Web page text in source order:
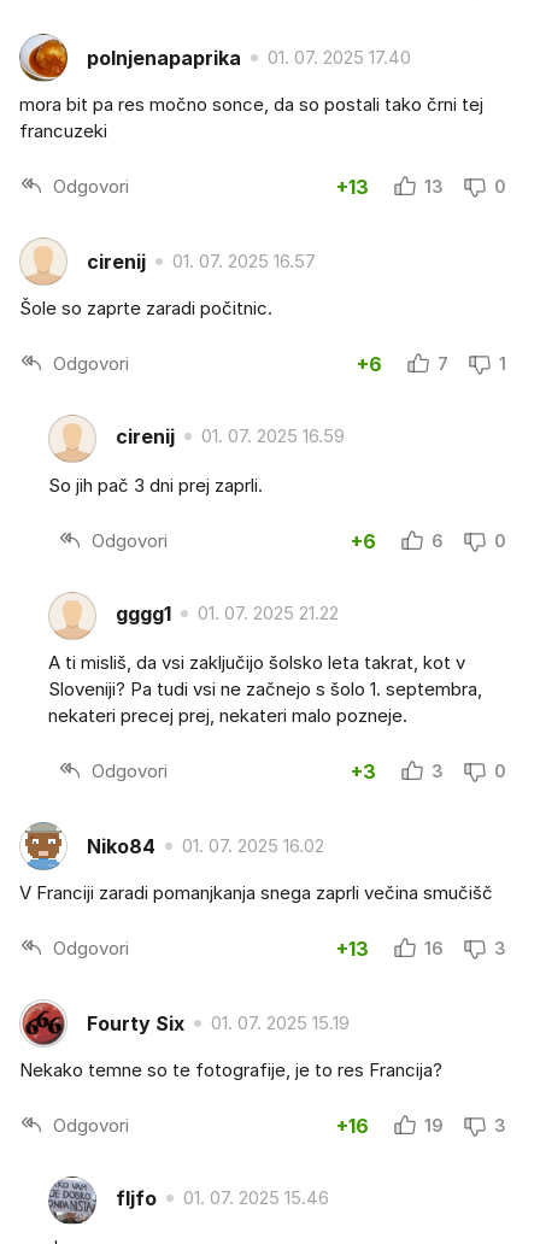
polnjenapaprika 01. 07. 2025 17.40
mora bit pa res močno sonce, da so postali tako črni tej
francuzeki
Odgovori +13 13 0
cirenij 01. 07. 2025 16.57
Šole so zaprte zaradi počitnic.
Odgovori +6 7 1
cirenij 01. 07. 2025 16.59
So jih pač 3 dni prej zaprli.
Odgovori +6 6 0
gggg1 01. 07. 2025 21.22
A ti misliš, da vsi zaključijo šolsko leta takrat, kot v
Sloveniji? Pa tudi vsi ne začnejo s šolo 1. septembra,
nekateri precej prej, nekateri malo pozneje.
Odgovori +3 3 0
Niko84 01. 07. 2025 16.02
V Franciji zaradi pomanjkanja snega zaprli večina smučišč
Odgovori +13 16 3
Fourty Six 01. 07. 2025 15.19
Nekako temne so te fotografije, je to res Francija?
Odgovori +16 19 3
fljfo 01. 07. 2025 15.46